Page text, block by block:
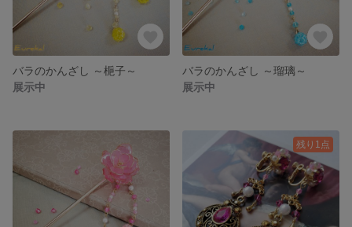
バラのかんざし ～梔子～
展示中
バラのかんざし ～瑠璃～
展示中
残り1点